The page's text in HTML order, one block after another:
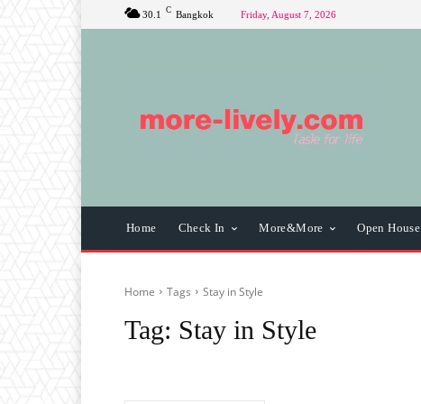
30.1 C Bangkok Friday, August 7, 2026
Home Check In More&More Open House
Home Tags Stay in Style
Tag: Stay in Style